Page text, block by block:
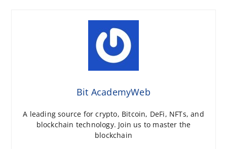
Bit AcademyWeb
A leading source for crypto, Bitcoin, DeFi, NFTs, and
blockchain technology. Join us to master the
blockchain